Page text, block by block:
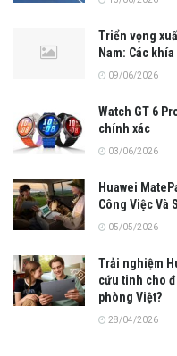
Triển vọng
Nam: Các
09/06/2026
Watch GT 6
chính xác
03/06/2026
Huawei
Công Việc Và
05/05/2026
Trải nghiệm
cứu tinh cho
phòng Việt?
28/04/2026